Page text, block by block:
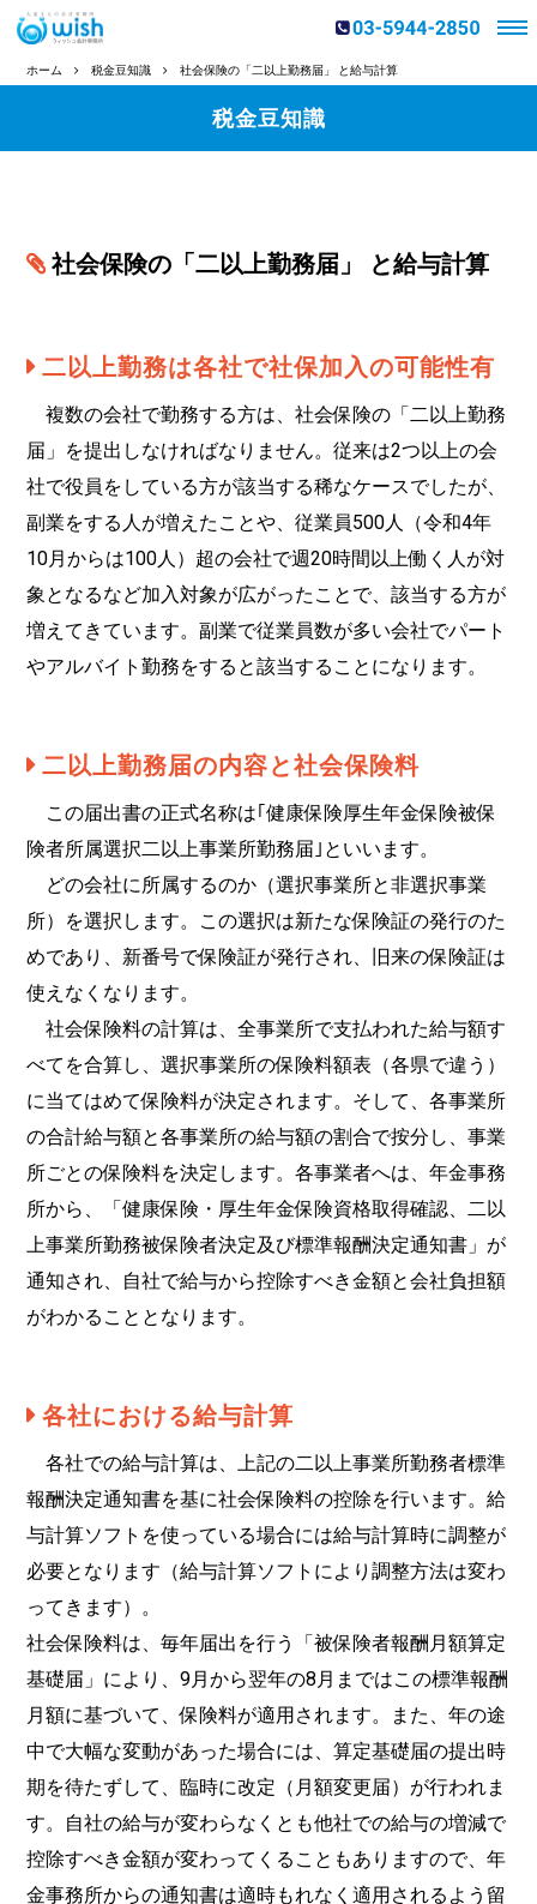
ホーム 税金豆知識 社会保険の「二以上勤務届」 と給与計算
税金豆知識
社会保険の「二以上勤務届」 と給与計算
二以上勤務は各社で社保加入の可能性有
複数の会社で勤務する方は、社会保険の「二以上勤務
届」を提出しなければなりません。従来は2つ以上の会
社で役員をしている方が該当する稀なケースでしたが、
副業をする人が増えたことや、従業員500人（令和4年
10月からは100人）超の会社で週20時間以上働く人が対
象となるなど加入対象が広がったことで、該当する方が
増えてきています。副業で従業員数が多い会社でパート
やアルバイト勤務をすると該当することになります。
二以上勤務届の内容と社会保険料
この届出書の正式名称は｢健康保険厚生年金保険被保
険者所属選択二以上事業所勤務届｣といいます。
どの会社に所属するのか（選択事業所と非選択事業
所）を選択します。この選択は新たな保険証の発行のた
めであり、新番号で保険証が発行され、旧来の保険証は
使えなくなります。
社会保険料の計算は、全事業所で支払われた給与額す
べてを合算し、選択事業所の保険料額表（各県で違う）
に当てはめて保険料が決定されます。そして、各事業所
の合計給与額と各事業所の給与額の割合で按分し、事業
所ごとの保険料を決定します。各事業者へは、年金事務
所から、「健康保険・厚生年金保険資格取得確認、二以
上事業所勤務被保険者決定及び標準報酬決定通知書」が
通知され、自社で給与から控除すべき金額と会社負担額
がわかることとなります。
各社における給与計算
各社での給与計算は、上記の二以上事業所勤務者標準
報酬決定通知書を基に社会保険料の控除を行います。給
与計算ソフトを使っている場合には給与計算時に調整が
必要となります（給与計算ソフトにより調整方法は変わ
ってきます）。
社会保険料は、毎年届出を行う「被保険者報酬月額算定
基礎届」により、9月から翌年の8月まではこの標準報酬
月額に基づいて、保険料が適用されます。また、年の途
中で大幅な変動があった場合には、算定基礎届の提出時
期を待たずして、臨時に改定（月額変更届）が行われま
す。自社の給与が変わらなくとも他社での給与の増減で
控除すべき金額が変わってくることもありますので、年
金事務所からの通知書は適時もれなく適用されるよう留